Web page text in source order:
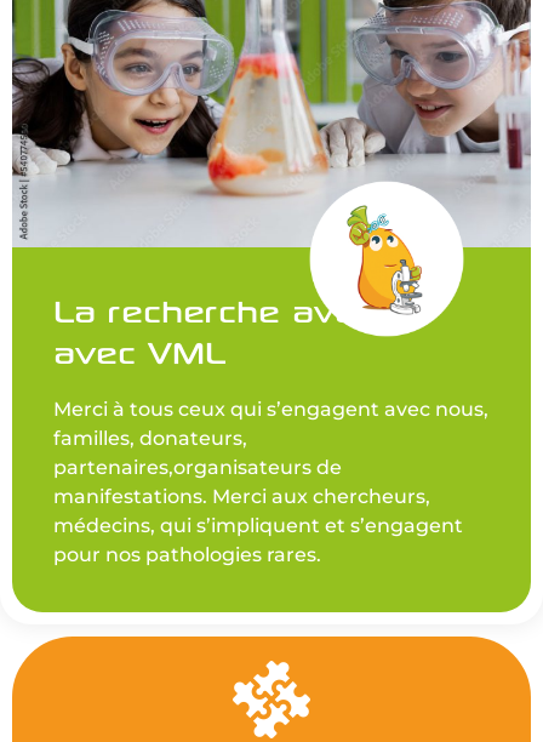
La recherche avance
avec VML
Merci à tous ceux qui s’engagent avec nous,
familles, donateurs,
partenaires,organisateurs de
manifestations. Merci aux chercheurs,
médecins, qui s’impliquent et s’engagent
pour nos pathologies rares.